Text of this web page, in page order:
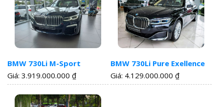
BMW 730Li M-Sport
Giá: 3.919.000.000 ₫
BMW 730Li Pure Exellence
Giá: 4.129.000.000 ₫